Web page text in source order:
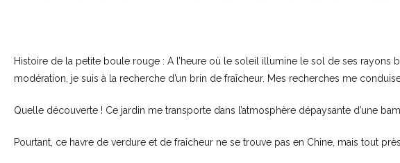
Histoire de la petite boule rouge : A l’heure où le soleil illumine le sol de ses rayons
modération, je suis à la recherche d’un brin de fraîcheur. Mes recherches me
Quelle découverte ! Ce jardin me transporte dans l’atmosphère dépaysante d’une
Pourtant, ce havre de verdure et de fraîcheur ne se trouve pas en Chine, mais tout